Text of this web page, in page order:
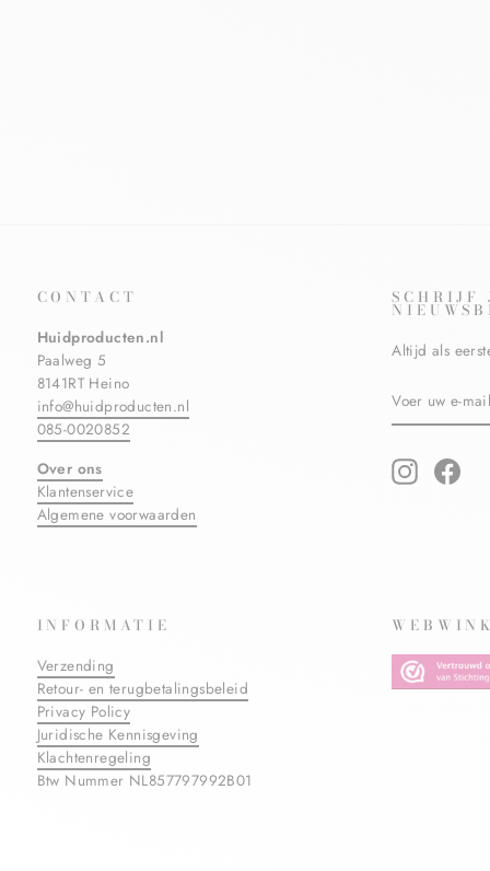
CONTACT
Huidproducten.nl
Paalweg 5
8141RT Heino
info@huidproducten.nl
085-0020852
Over ons
Klantenservice
Algemene voorwaarden
SCHRIJF
Altijd als
UW
E-
IN Instagram
INFORMATIE
Verzending
Retour- en terugbetalingsbeleid
Privacy Policy
Juridische Kennisgeving
Klachtenregeling
Btw Nummer NL857797992B01